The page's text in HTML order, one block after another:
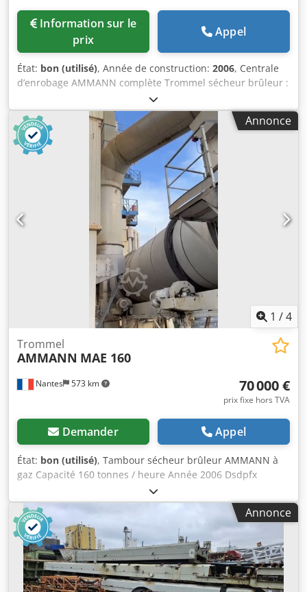
prix
Appel
État: bon (utilisé), Année de construction: 2006, Centrale
d’enrobage AMMANN complète Trommel sécheur brûleur :
2006 Filtre : 2014 Automatisme ERMIIS : 2013 Capacité :
160 tonnes / heure Djdpfxjxqpvto Ad Neck Machine en
cours de démontage
Annonce
1 /4
Nantes 573 km
Trommel
AMMANN MAE 160
70 000 €
prix fixe hors TVA
Demander Appel
État: bon (utilisé), Tambour sécheur brûleur AMMANN à
gaz Capacité 160 tonnes / heure Année 2006 Dsdpfx
Annonce